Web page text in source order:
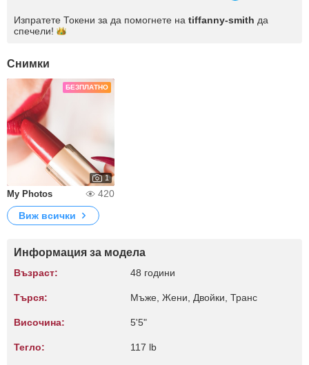
Изпратете Токени за да помогнете на tiffanny-smith да
спечели!
Снимки
БЕЗПЛАТНО
1
My Photos
420
Виж всички
Информация за модела
Възраст: 48 години
Търся: Мъже, Жени, Двойки, Транс
Височина: 5'5"
Тегло: 117 lb